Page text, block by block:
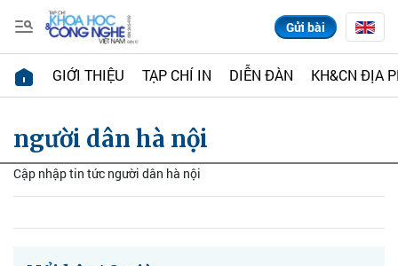
Gửi bài
GIỚI THIỆU TẠP CHÍ IN DIỄN ĐÀN KH&CN ĐỊA
người dân hà nội
Cập nhập tin tức người dân hà nội